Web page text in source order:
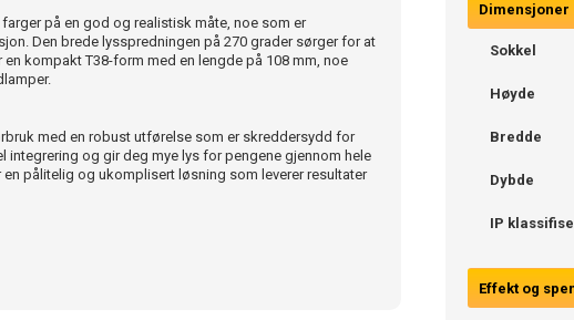
på en god og realistisk måte, noe som er
Den brede lysspredningen på 270 grader sørger for at
kompakt T38-form med en lengde på 108 mm, noe
med en robust utførelse som er skreddersydd for
integrering og gir deg mye lys for pengene gjennom hele
pålitelig og ukomplisert løsning som leverer resultater
Dimensjoner
Sokkel
Høyde
Bredde
Dybde
IP
Effekt og